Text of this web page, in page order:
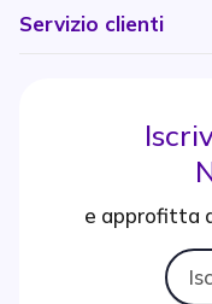
Servizio clienti
e approfitta